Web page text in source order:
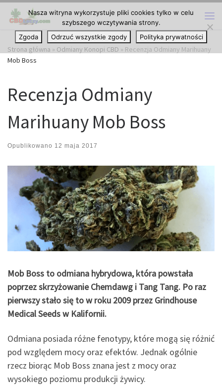
Przejdź do treści
Strona główna » Odmiany Konopi CBD » Recenzja Odmiany Marihuany
Mob Boss
Recenzja Odmiany
Marihuany Mob Boss
Opublikowano 12 maja 2017
Mob Boss to odmiana hybrydowa, która powstała
poprzez skrzyżowanie Chemdawg i Tang Tang. Po raz
pierwszy stało się to w roku 2009 przez Grindhouse
Medical Seeds w Kalifornii.
Odmiana posiada różne fenotypy, które mogą się różnić
pod względem mocy oraz efektów. Jednak ogólnie
rzecz biorąc Mob Boss znana jest z mocy oraz
wysokiego poziomu produkcji żywicy.
Nasza witryna wykorzystuje pliki cookies tylko w celu
szybszego wczytywania strony.
Zgoda
Odrzuć wszystkie zgody Polityka prywatności